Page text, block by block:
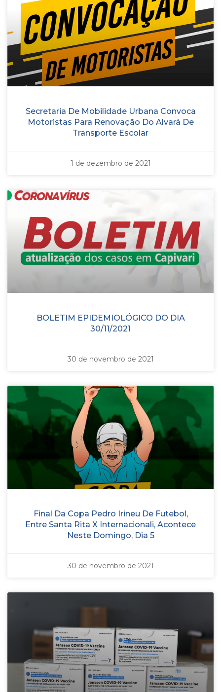
Secretaria De Mobilidade Urbana Convoca
Motoristas Para Renovação Do Alvará De
Transporte Escolar
1 de dezembro de 2021
BOLETIM EPIDEMIOLÓGICO DO DIA
30/11/2021
30 de novembro de 2021
Final Da Copa Pedro Irineu De Futebol,
Entre Santa Rita X Internacionali, Acontece
Neste Domingo, Dia 5
30 de novembro de 2021